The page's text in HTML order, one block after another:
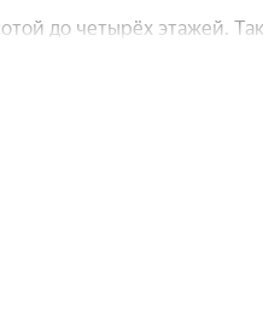
площадка есть
до четырёх этажей.
обеспечить
планировок — можно